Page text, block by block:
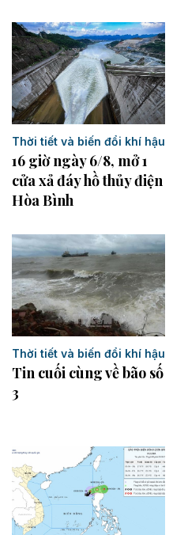
Thời tiết và biến đổi khí hậu
16 giờ ngày 6/8, mở 1
cửa xả đáy hồ thủy điện
Hòa Bình
Thời tiết và biến đổi khí hậu
Tin cuối cùng về bão số
3